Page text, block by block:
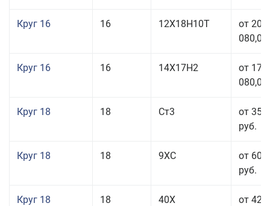
Круг 16 16 12Х18Н10Т
от 209
080,00
Круг 16 16 14Х17Н2
от 175
080,00
Круг 18 18 Ст3
от 35
руб.
Круг 18 18 9ХС
от 60
руб.
Круг 18 18 40Х
от 42